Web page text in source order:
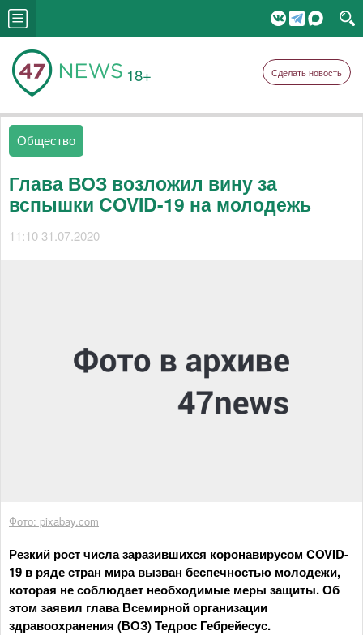
18+ Сделать новость
Общество
Глава ВОЗ возложил вину за
вспышки COVID-19 на молодежь
11:10 31.07.2020
Фото: pixabay.com
Резкий рост числа заразившихся коронавирусом COVID-
19 в ряде стран мира вызван беспечностью молодежи,
которая не соблюдает необходимые меры защиты. Об
этом заявил глава Всемирной организации
здравоохранения (ВОЗ) Тедрос Гебрейесус.